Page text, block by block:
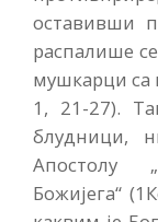
оставивши
распалише
мушкарци
1, 21-27).
блудници,
Апостолу
Божијега“